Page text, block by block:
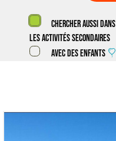
Chercher aussi dans
les activités secondaires
Avec des enfants